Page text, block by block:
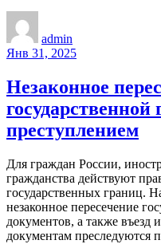
admin
Янв 31, 2025
Незаконное
преступлением
Для граждан России,
гражданства действуют
государственных границ.
незаконное пересечение
документов, а также въезд
документам преследуются